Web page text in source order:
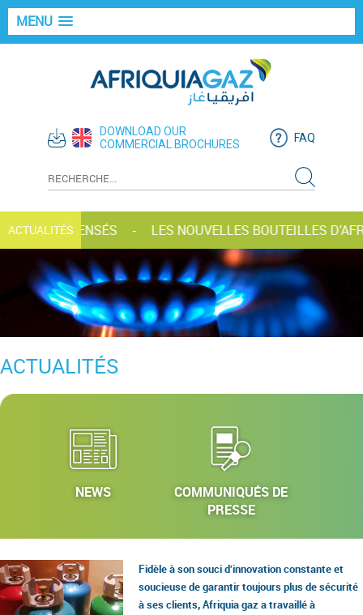
MENU
DOWNLOAD OUR
COMMERCIAL BROCHURES
FAQ
ACTUALITÉS
RÉCOMPENSÉS LES NOUVELLES BOUTEILLES
ACTUALITÉS
NEWS
COMMUNIQUÉS DE
PRESSE
Fidèle à son souci d’innovation constante et
soucieuse de garantir toujours plus de sécurité
à ses clients, Afriquia gaz a travaillé à